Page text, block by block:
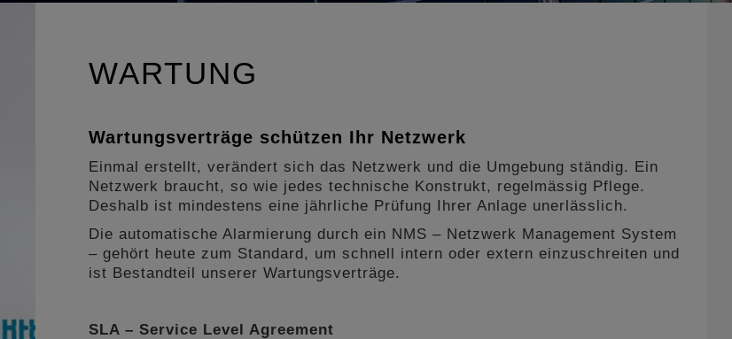
WARTUNG
Wartungsverträge schützen Ihr Netzwerk
Einmal erstellt, verändert sich das Netzwerk und die Umgebung ständig. Ein
Netzwerk braucht, so wie jedes technische Konstrukt, regelmässig Pflege.
Deshalb ist mindestens eine jährliche Prüfung Ihrer Anlage unerlässlich.
Die automatische Alarmierung durch ein NMS – Netzwerk Management System
– gehört heute zum Standard, um schnell intern oder extern einzuschreiten und
ist Bestandteil unserer Wartungsverträge.
SLA – Service Level Agreement